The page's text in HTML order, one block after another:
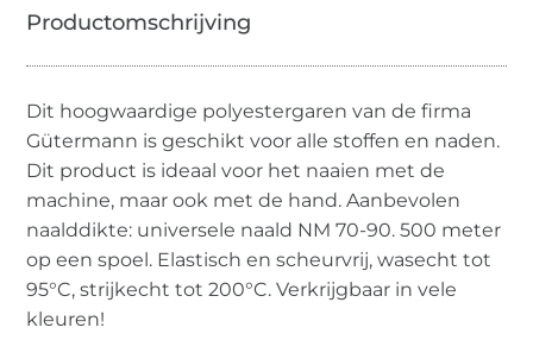
Dit hoogwaardige polyestergaren van de firma
Gütermann is geschikt voor alle stoffen en naden.
Dit product is ideaal voor het naaien met de
machine, maar ook met de hand. Aanbevolen
naalddikte: universele naald NM 70-90. 500 meter
op een spoel. Elastisch en scheurvrij, wasecht tot
95°C, strijkecht tot 200°C. Verkrijgbaar in vele
kleuren!